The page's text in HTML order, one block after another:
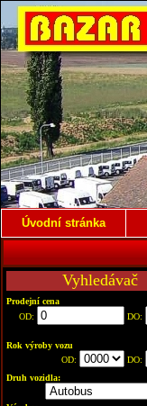
Úvodní stránka
Vyhledávač
Prodejní cena
OD:
DO:
Rok výroby vozu
OD:
DO:
Druh vozidla: